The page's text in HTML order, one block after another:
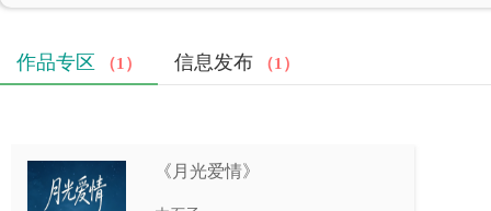
作品专区 （1） 信息发布 （1）
《月光爱情》